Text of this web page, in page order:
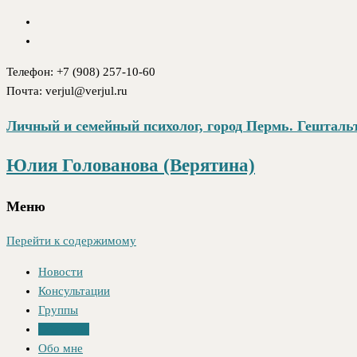
Телефон: +7 (908) 257-10-60
Почта: verjul@verjul.ru
Личный и семейный психолог, город Пермь.
Юлия Голованова (Верятина)
Меню
Перейти к содержимому
Новости
Консультации
Группы
Обо мне